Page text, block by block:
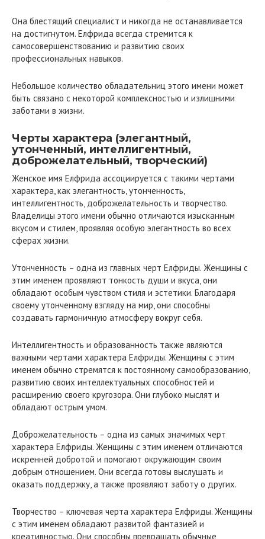
Она блестящий специалист и никогда не останавливается
на достигнутом. Елфрида всегда стремится к
самосовершенствованию и развитию своих
профессиональных навыков.
Небольшое количество обладательниц этого имени может
быть связано с некоторой комплексностью и излишними
заботами в жизни.
Черты характера (элегантный,
утонченный, интеллигентный,
доброжелательный, творческий)
Женское имя Елфрида ассоциируется с такими чертами
характера, как элегантность, утонченность,
интеллигентность, доброжелательность и творчество.
Владелицы этого имени обычно отличаются изысканным
вкусом и стилем, проявляя особую элегантность во всех
сферах жизни.
Утонченность – одна из главных черт Елфриды. Женщины с
этим именем проявляют тонкость души и вкуса, они
обладают особым чувством стиля и эстетики. Благодаря
своему утонченному взгляду на мир, они способны
создавать гармоничную атмосферу вокруг себя.
Интеллигентность и образованность также являются
важными чертами характера Елфриды. Женщины с этим
именем обычно стремятся к постоянному самообразованию,
развитию своих интеллектуальных способностей и
расширению своего кругозора. Они глубоко мыслят и
обладают острым умом.
Доброжелательность – одна из самых значимых черт
характера Елфриды. Женщины с этим именем отличаются
искренней добротой и помогают окружающим своим
добрым отношением. Они всегда готовы выслушать и
оказать поддержку, а также проявляют заботу о других.
Творчество – ключевая черта характера Елфриды. Женщины
с этим именем обладают развитой фантазией и
креативностью. Они способны превращать обычные